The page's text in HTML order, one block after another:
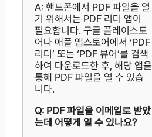
A: 핸드폰에서 PDF 파일을 열
기 위해서는 PDF 리더 앱이
필요합니다. 구글 플레이스토
어나 애플 앱스토어에서 ‘PDF
리더’ 또는 ‘PDF 뷰어’를 검색
하여 다운로드한 후, 해당 앱을
통해 PDF 파일을 열 수 있습
니다.
Q: PDF 파일을 이메일로 받았
는데 어떻게 열 수 있나요?